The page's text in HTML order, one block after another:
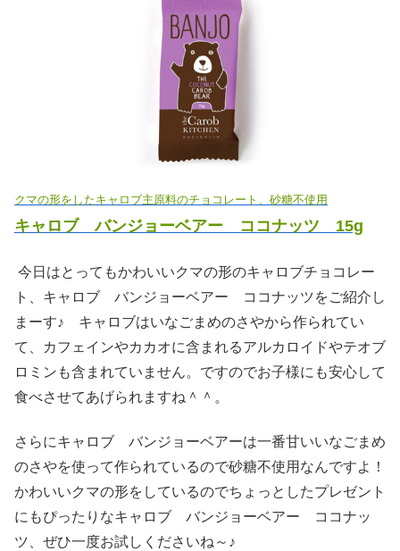
クマの形をしたキャロブ主原料のチョコレート、砂糖不使用
キャロブ バンジョーベアー ココナッツ 15g
今日はとってもかわいいクマの形のキャロブチョコレー
ト、キャロブ バンジョーベアー ココナッツをご紹介し
まーす♪ キャロブはいなごまめのさやから作られてい
て、カフェインやカカオに含まれるアルカロイドやテオブ
ロミンも含まれていません。ですのでお子様にも安心して
食べさせてあげられますね＾＾。
さらにキャロブ バンジョーベアーは一番甘いいなごまめ
のさやを使って作られているので砂糖不使用なんですよ！
かわいいクマの形をしているのでちょっとしたプレゼント
にもぴったりなキャロブ バンジョーベアー ココナッ
ツ、ぜひ一度お試しくださいね～♪